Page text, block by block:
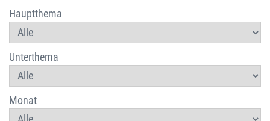
Hauptthema
Unterthema
Monat